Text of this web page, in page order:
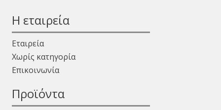
Η εταιρεία
Εταιρεία
Χωρίς κατηγορία
Επικοινωνία
Προϊόντα